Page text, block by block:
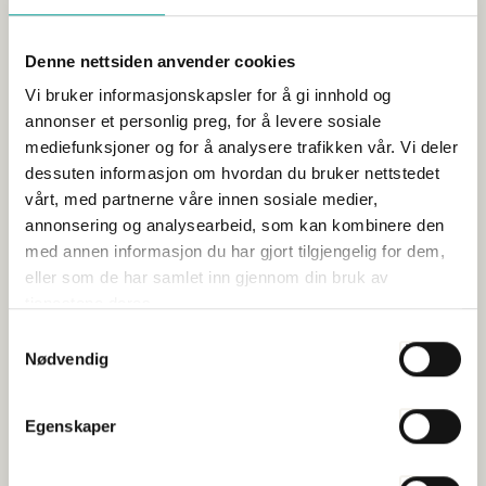
Denne nettsiden anvender cookies
Vi bruker informasjonskapsler for å gi innhold og
annonser et personlig preg, for å levere sosiale
mediefunksjoner og for å analysere trafikken vår. Vi deler
dessuten informasjon om hvordan du bruker nettstedet
vårt, med partnerne våre innen sosiale medier,
annonsering og analysearbeid, som kan kombinere den
med annen informasjon du har gjort tilgjengelig for dem,
eller som de har samlet inn gjennom din bruk av
Nødvendig
Egenskaper
ikke å sitte ved bordet, bare fortell oss hva myndighetene
Under NHOs årskonferanse fremhevet Oliver Berdal i
Sjøforsvaret Norges betydning også for våre allierte –
særlig på grunn av beredskapsavgjørende næringer som
sjømat, energi og maritim sektor.
Konkurransekraft er beredskap
Gode forberedelser og god beredskap bygges før krisen er
et faktum. Sjømat Norge understreker at beredskap ikke
kan bygges i et vakuum. Derfor er investering i
– Evnen til å bidra i en krise henger direkte sammen med
konkurransekraft i hverdagen. Svekkes
sjømatnæringen være en pålitelig del av totalforsvaret må
rammevilkårene gjøre det mulig å være sterke – også i